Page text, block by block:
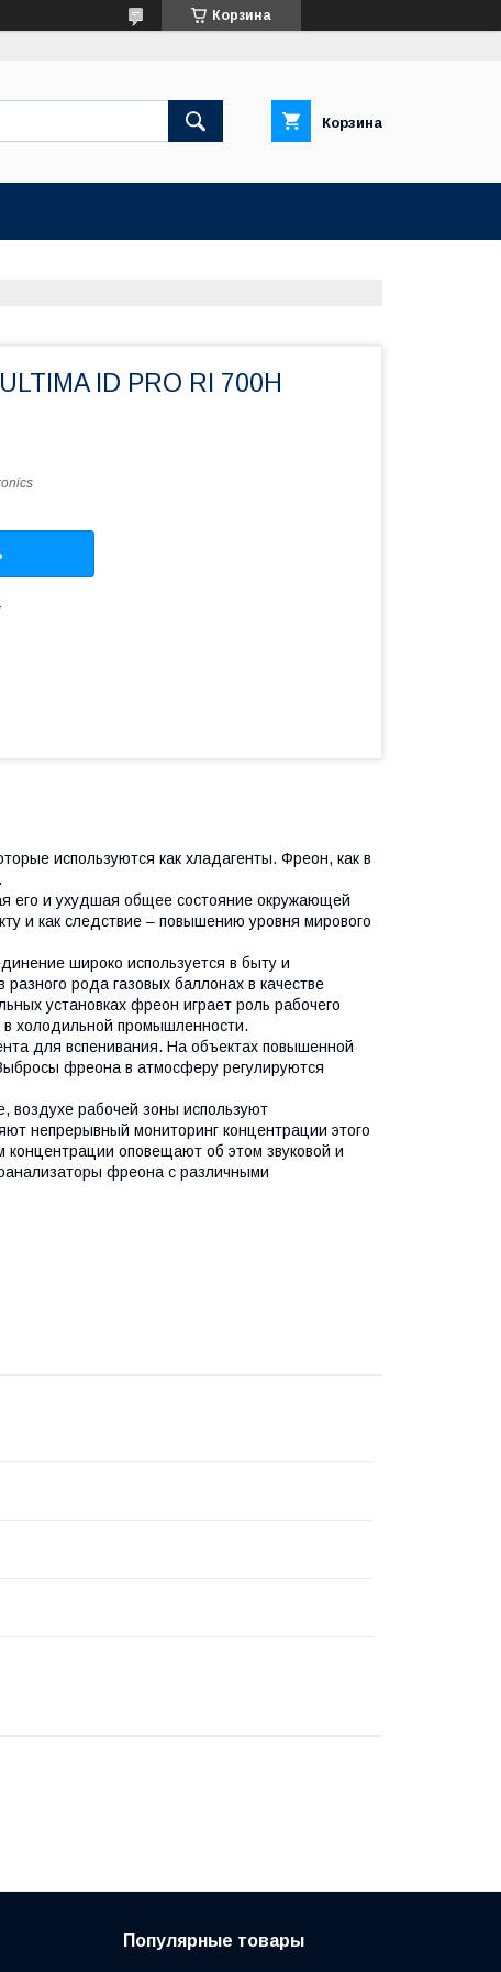
Корзина
Корзина
ID PRO RI 700H
используются как хладагенты. Фреон, как в
его и ухудшая общее состояние окружающей
и как следствие – повышению уровня мирового
широко используется в быту и
рода газовых баллонах в качестве
установках фреон играет роль рабочего
холодильной промышленности.
для вспенивания. На объектах повышенной
фреона в атмосферу регулируются
воздухе рабочей зоны используют
непрерывный мониторинг концентрации этого
оповещают об этом звуковой и
фреона с различными
Популярные товары